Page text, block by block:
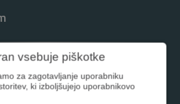
vsebuje piškotke
za zagotavljanje uporabniku
ki izboljšujejo uporabnikovo